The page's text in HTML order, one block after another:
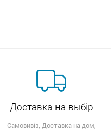
Доставка на выбір
Самовивіз, Доставка на дом,